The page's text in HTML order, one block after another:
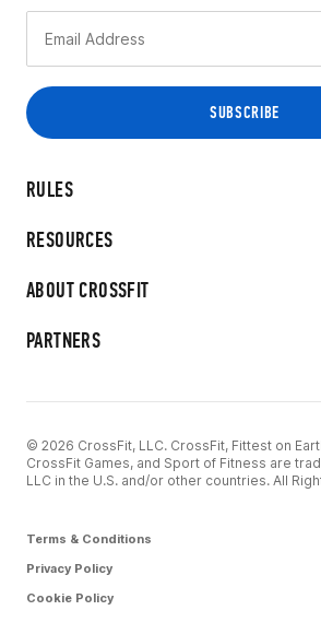
RULES
RESOURCES
ABOUT CROSSFIT
PARTNERS
© 2026 CrossFit, LLC. CrossFit, Fittest on
CrossFit Games, and Sport of Fitness are
LLC in the U.S. and/or other countries. All
Terms & Conditions
Privacy Policy
Cookie Policy